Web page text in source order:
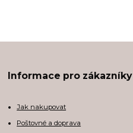
Informace pro zákazníky
Jak nakupovat
Poštovné a doprava